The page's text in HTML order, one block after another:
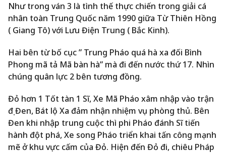
Như trong ván 3 là tình thế thực chiến trong giải cá
nhân toàn Trung Quốc năm 1990 giữa Từ Thiên Hồng
( Giang Tô) với Lưu Điện Trung ( Bắc Kinh).
Hai bên từ bố cục ” Trung Pháo quá hà xa đối Bình
Phong mã tả Mã bàn hà” mà đi đến nước thứ 17. Nhìn
chúng quân lực 2 bên tương đồng.
Đỏ hơn 1 Tốt tàn 1 Sĩ, Xe Mã Pháo xâm nhập vào trận
đị Đen, Bát lộ Xa đảm nhận nhiệm vụ phòng thủ. Bên
Đen khi nhập trung cuộc thì phi Pháo đánh Sĩ tiến
hành đột phá, Xe song Pháo triển khai tấn công mạnh
mẽ ở khu vực cấm của Đỏ. Hiện đến Đỏ đi, chiêu Pháp